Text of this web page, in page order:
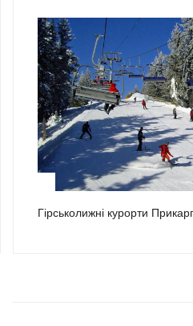
Гірськолижні курорти